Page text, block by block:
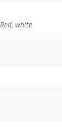
Red, white